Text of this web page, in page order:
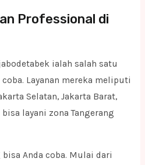
Professional di
ialah salah satu
Layanan mereka meliputi
Selatan, Jakarta Barat,
layani zona Tangerang
bisa Anda coba. Mulai dari